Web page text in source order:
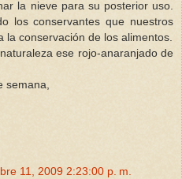
la nieve para su posterior uso.
los conservantes que nuestros
la conservación de los alimentos.
ese rojo-anaranjado de
semana,
11, 2009 2:23:00 p. m.